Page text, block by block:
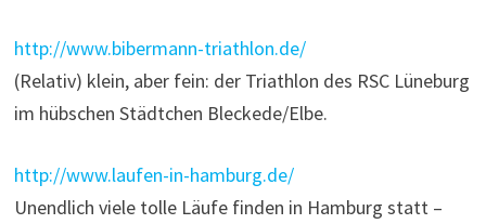
http://www.bibermann-triathlon.de/
(Relativ) klein, aber fein: der Triathlon des RSC Lüneburg
im hübschen Städtchen Bleckede/Elbe.
http://www.laufen-in-hamburg.de/
Unendlich viele tolle Läufe finden in Hamburg statt –